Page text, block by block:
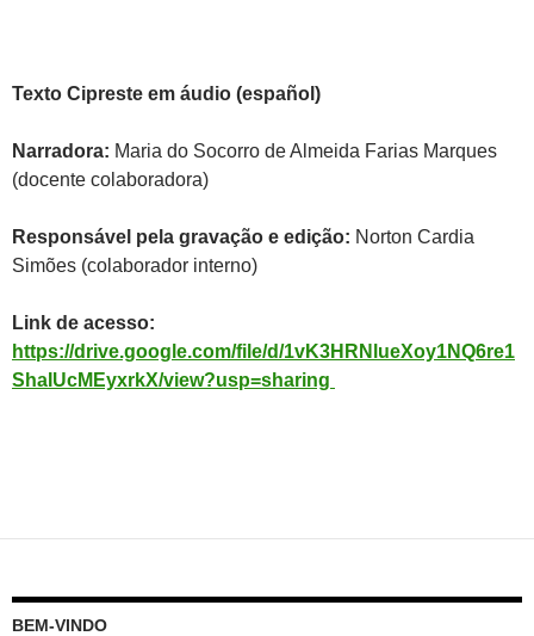
Texto Cipreste em áudio (español)
Narradora: Maria do Socorro de Almeida Farias Marques
(docente colaboradora)
Responsável pela gravação e edição: Norton Cardia
Simões (colaborador interno)
Link de acesso:
https://drive.google.com/file/d/1vK3HRNlueXoy1NQ6re1
ShaIUcMEyxrkX/view?usp=sharing
BEM-VINDO